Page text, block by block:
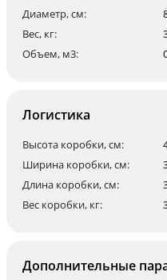
Диаметр, см:
Вес, кг:
Объем, м3:
Логистика
Высота коробки, см:
Ширина коробки, см:
Длина коробки, см:
Вес коробки, кг:
Дополнительные